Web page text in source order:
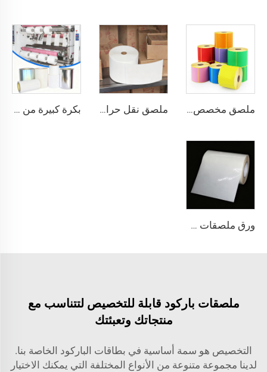
ملصق مخصص الحجم 102x150 102x152، ملصق مطبوع بنقل حراري، ملصق بوليصورة لاصق، ملصق شحن حراري مقاس 4 بوصة × 6 بوصة ملون ملصق نقل حراري مقاس 102x152، ورق نصف لامع، ملصق نقل لاصق، ملصق بوليصورة شحن 4x6، ملصق حراري بكرة كبيرة من مادة ملصقات PP PET PE لامعة، ورق فيلم لاصق ذاتي، مخزون ملصقات بولي إيثيلين، ورق ملصقات صناعية، بكرة كبيرة
ورق ملصقات من فيلم اصطناعي لاصق ذاتي شفاف من مادة البولي بروبلين والبولي إيثيلين والتيريفثاليت، بكرات كبيرة
ملصقات باركود قابلة للتخصيص لتتناسب مع
منتجاتك وتعبئتك
التخصيص هو سمة أساسية في بطاقات الباركود الخاصة بنا.
لدينا مجموعة متنوعة من الأنواع المختلفة التي يمكنك الاختيار